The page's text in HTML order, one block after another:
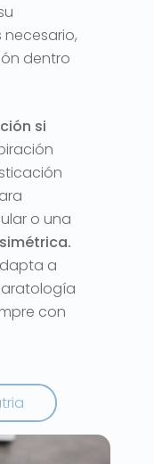
dentro
si
o una
a
con
tria